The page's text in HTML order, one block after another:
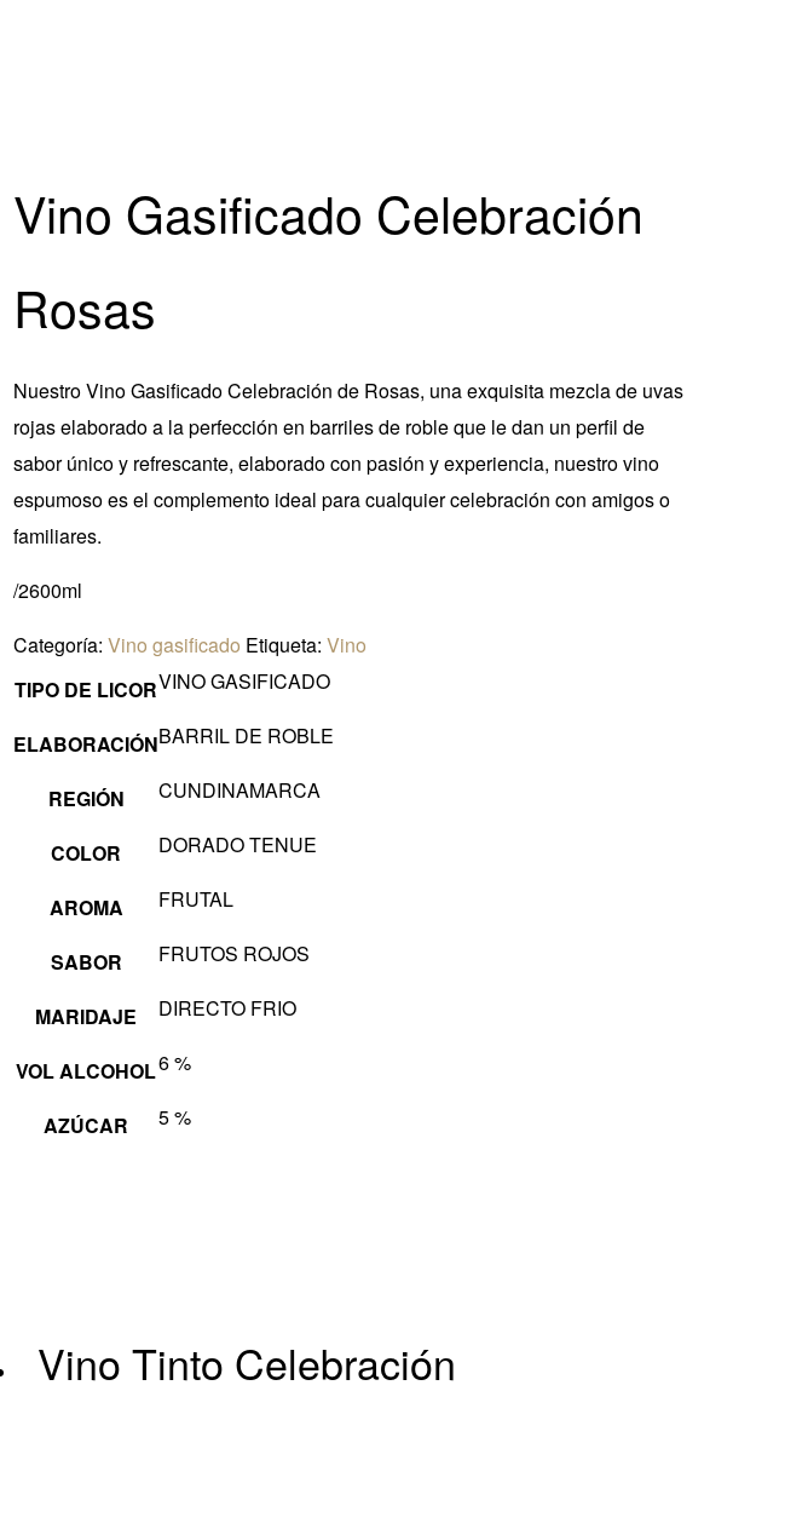
Vino Gasificado Celebración
Rosas
Nuestro Vino Gasificado Celebración de Rosas, una exquisita mezcla de uvas
rojas elaborado a la perfección en barriles de roble que le dan un perfil de
sabor único y refrescante, elaborado con pasión y experiencia, nuestro vino
espumoso es el complemento ideal para cualquier celebración con amigos o
familiares.
/2600ml
Categoría: Vino gasificado Etiqueta: Vino
TIPO DE LICORVINO GASIFICADO
ELABORACIÓNBARRIL DE ROBLE
REGIÓN CUNDINAMARCA
COLOR DORADO TENUE
AROMA FRUTAL
SABOR FRUTOS ROJOS
MARIDAJE DIRECTO FRIO
VOL ALCOHOL6 %
AZÚCAR 5 %
Vino Tinto Celebración